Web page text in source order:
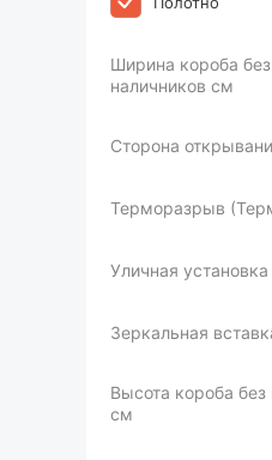
Ширина короба без
наличников см
Сторона
Терморазрыв
Уличная установка
Зеркальная
Высота короба без
см